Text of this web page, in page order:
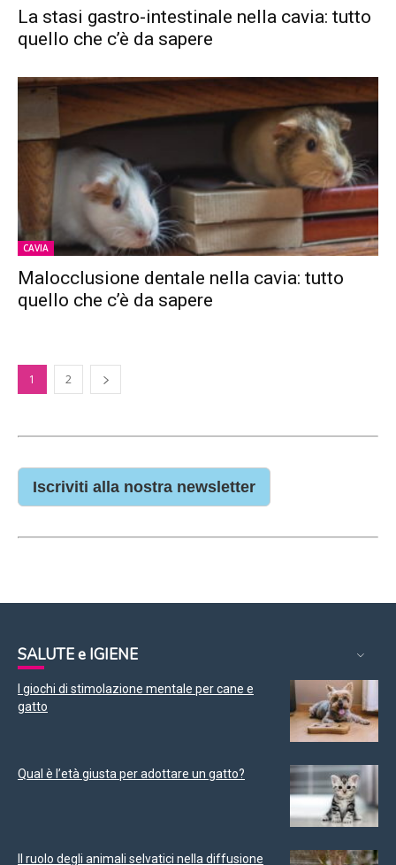
La stasi gastro-intestinale nella cavia: tutto
quello che c’è da sapere
CAVIA
Malocclusione dentale nella cavia: tutto
quello che c’è da sapere
1 2
Iscriviti alla nostra newsletter
SALUTE e IGIENE
I giochi di stimolazione mentale per cane e
gatto
Qual è l’età giusta per adottare un gatto?
Il ruolo degli animali selvatici nella diffusione